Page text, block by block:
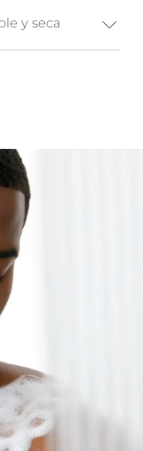
y seca
e hidrata la
se estabiliza.
bienestar,